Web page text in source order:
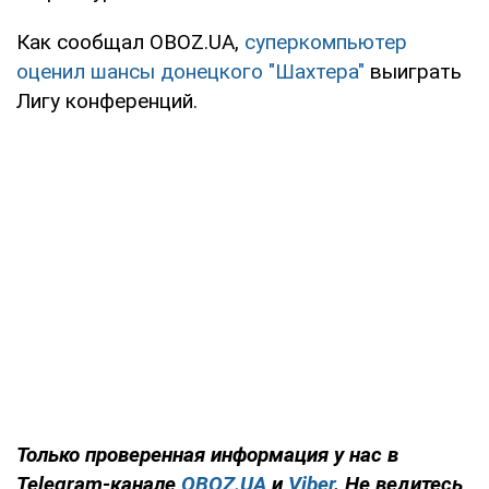
Как сообщал OBOZ.UA, суперкомпьютер
оценил шансы донецкого "Шахтера" выиграть
Лигу конференций.
Только проверенная информация у нас в